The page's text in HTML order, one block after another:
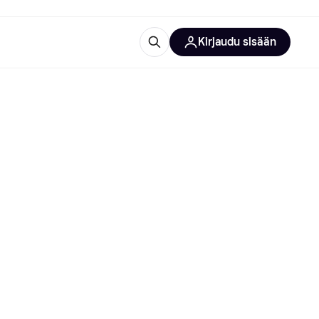
Kirjaudu sisään